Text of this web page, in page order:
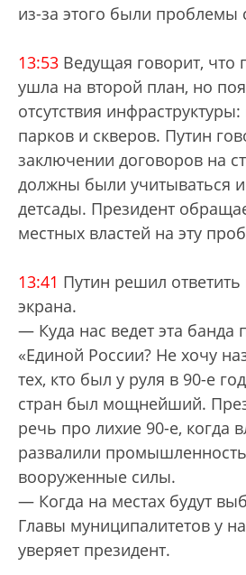
из-за этого были проблемы
13:53 Ведущая говорит, что
ушла на второй план, но
отсутствия
парков и скверов. Путин
заключении договоров на
должны были учитываться
детсады. Президент
местных властей на эту
13:41 Путин решил
экрана.
— Куда нас ведет эта банда
«Единой России? Не хочу
тех, кто был у руля в 90-е
стран был мощнейший.
речь про лихие 90-е, когда
развалили
вооруженные силы.
— Когда на местах будут
Главы муниципалитетов у
уверяет президент.